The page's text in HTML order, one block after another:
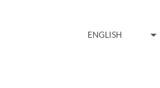
ENGLISH